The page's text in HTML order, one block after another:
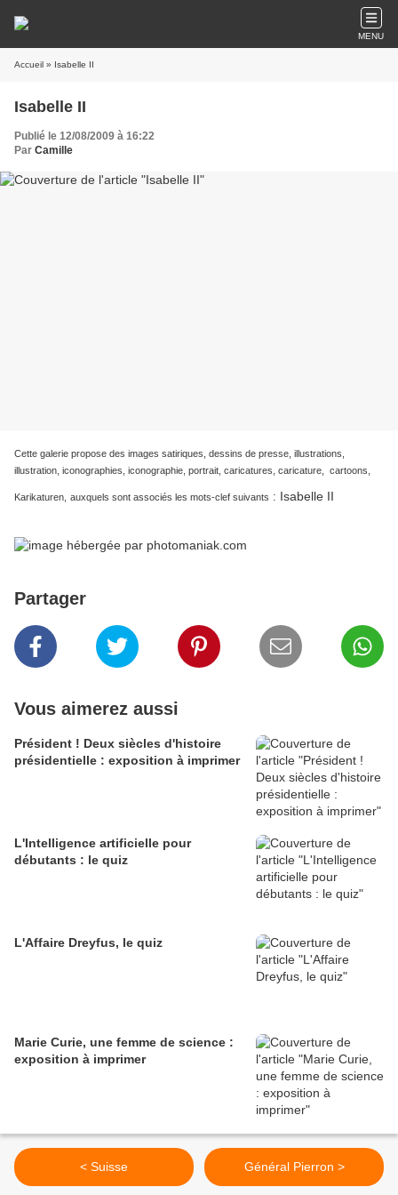
MENU
Accueil » Isabelle II
Isabelle II
Publié le 12/08/2009 à 16:22
Par Camille
Cette galerie propose des images satiriques, dessins de presse, illustrations,
illustration, iconographies, iconographie, portrait, caricatures, caricature, cartoons,
Karikaturen, auxquels sont associés les mots-clef suivants : Isabelle II
Partager
Vous aimerez aussi
Président ! Deux siècles d'histoire
présidentielle : exposition à imprimer
L'Intelligence artificielle pour
débutants : le quiz
L'Affaire Dreyfus, le quiz
Marie Curie, une femme de science :
exposition à imprimer
< Suisse Général Pierron >